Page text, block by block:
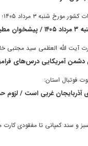
مورخ شنبه ۳ مرداد ۱۴۰۵؛
آیت الله العظمی سید مجتبی
دشمن آمریکایی درس‌های
فوتبال استان:
آذربایجان غربی است / لزوم
و سند کمپانی تا مفقودی